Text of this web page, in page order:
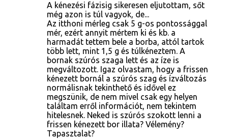
A kénezési fázisig sikeresen eljutottam, sőt
még azon is túl vagyok, de...
Az itthoni mérleg csak 5 g-os pontossággal
mér, ezért annyit mértem ki és kb. a
harmadát tettem bele a borba, attól tartok
több lett, mint 1,5 g és túlkéneztem. A
bornak szúrós szaga lett és az íze is
megváltozott. Igaz olvastam, hogy a frissen
kénezett bornál a szúrós szag és ízváltozás
normálisnak tekinthető és idővel ez
megszünik, de nem mivel csak egy helyen
találtam erről információt, nem tekintem
hitelesnek. Neked is szúrós szokott lenni a
frissen kénezett bor illata? Vélemény?
Tapasztalat?